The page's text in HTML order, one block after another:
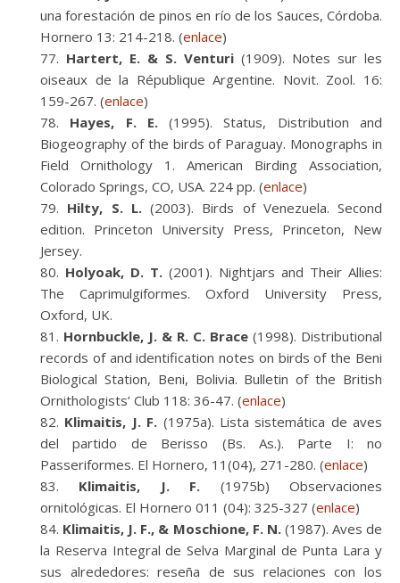
una forestación de pinos en río de los Sauces, Córdoba.
Hornero 13: 214-218. (enlace)
Hartert, E. & S. Venturi (1909). Notes sur les
oiseaux de la République Argentine. Novit. Zool. 16:
159-267. (enlace)
Hayes, F. E.(1995). Status, Distribution and
Biogeography of the birds of Paraguay. Monographs in
Field Ornithology 1. American Birding Association,
Colorado Springs, CO, USA. 224 pp. (enlace)
Hilty, S. L.(2003). Birds of Venezuela. Second
edition. Princeton University Press, Princeton, New
Jersey.
Holyoak, D. T. (2001). Nightjars and Their Allies:
The Caprimulgiformes. Oxford University Press,
Oxford, UK.
Hornbuckle, J. & R. C. Brace (1998). Distributional
records of and identification notes on birds of the Beni
Biological Station, Beni, Bolivia. Bulletin of the British
Ornithologists’ Club 118: 36-47. (enlace)
Klimaitis, J. F. (1975a). Lista sistemática de aves
del partido de Berisso (Bs. As.). Parte I: no
Passeriformes. El Hornero, 11(04), 271-280. (enlace)
Klimaitis, J. F. (1975b) Observaciones
ornitológicas. El Hornero 011 (04): 325-327 (enlace)
Klimaitis, J. F., & Moschione, F. N.(1987). Aves de
la Reserva Integral de Selva Marginal de Punta Lara y
sus alrededores: reseña de sus relaciones con los